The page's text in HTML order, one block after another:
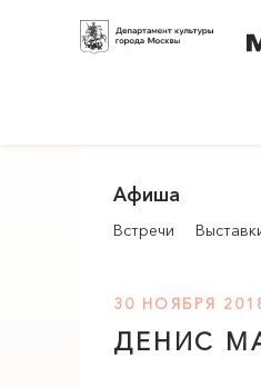
Афиша
Встречи
30 НОЯБРЯ
ДЕНИС